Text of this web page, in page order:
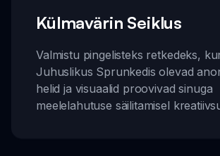
Külmavärin Seiklus
Valmistu pingelisteks retkedeks,
Juhuslikus Sprunkedis olevad
helid ja visuaalid proovivad sinuga
meelelahutuse säilitamisel